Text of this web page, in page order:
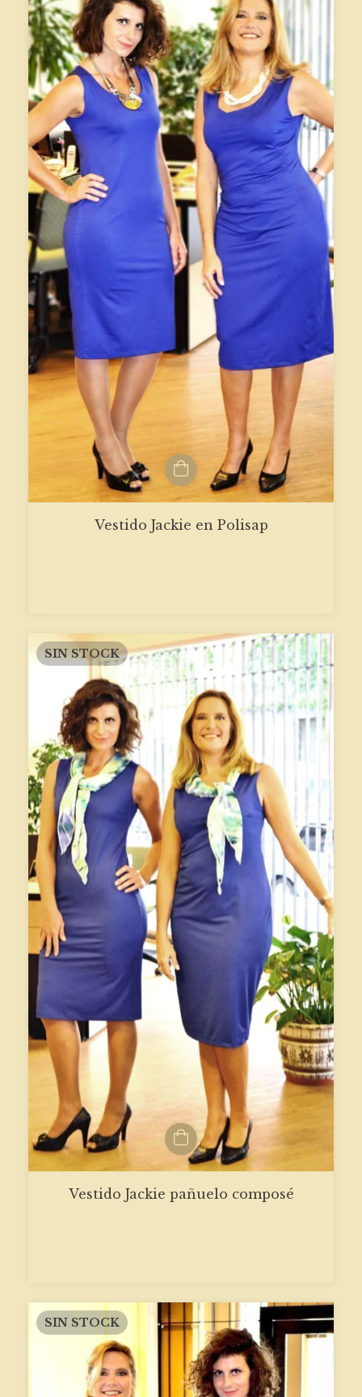
Vestido Jackie en Polisap
SIN STOCK
Vestido Jackie pañuelo composé
SIN STOCK